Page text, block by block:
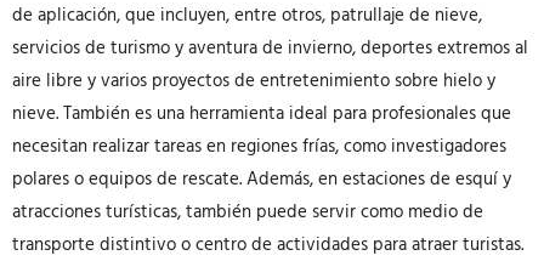
de aplicación, que incluyen, entre otros, patrullaje de nieve,
servicios de turismo y aventura de invierno, deportes extremos al
aire libre y varios proyectos de entretenimiento sobre hielo y
nieve. También es una herramienta ideal para profesionales que
necesitan realizar tareas en regiones frías, como investigadores
polares o equipos de rescate. Además, en estaciones de esquí y
atracciones turísticas, también puede servir como medio de
transporte distintivo o centro de actividades para atraer turistas.